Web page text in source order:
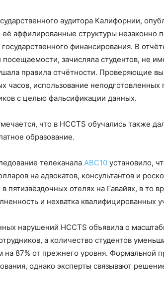
аудитора Калифорнии,
её аффилированные структуры незаконно
финансирования. В
посещаемости, зачисляла студентов, не
правила отчётности. Проверяющие
часов, использование неподготовленных
с целью фальсификации данных.
что в HCCTS обучались также
образование.
телеканала ABC10 установило,
на адвокатов, консультантов и
пятизвёздочных отелях на Гавайях, в то
и нехватка квалифицированных
нарушений HCCTS объявила о
а количество студентов
87% от прежнего уровня. Формальной
однако эксперты связывают